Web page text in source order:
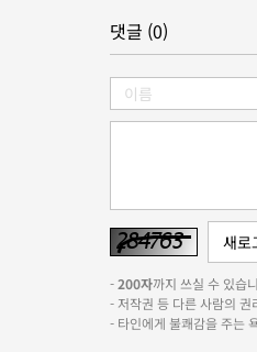
댓글 (0)
-200자까지 쓰실 수 있
- 저작권 등 다른 사람의
- 타인에게 불쾌감을 주는